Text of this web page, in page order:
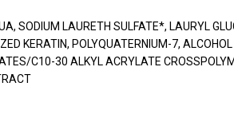
SODIUM LAURETH SULFATE*, LAURYL
KERATIN, POLYQUATERNIUM-7,
C10-30 ALKYL ACRYLATE